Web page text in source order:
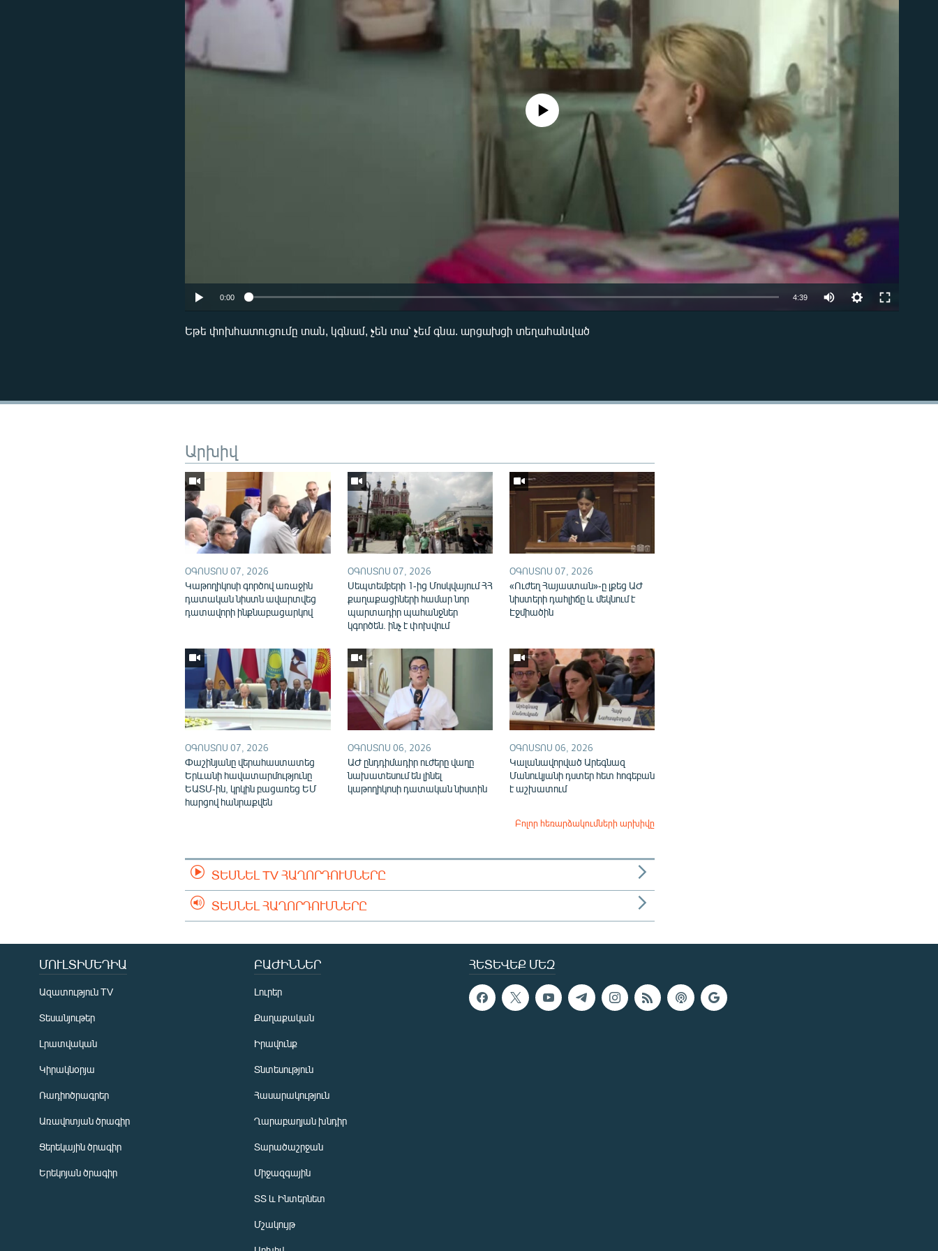
Auto 240p 360p
720p 1080p
No media source currently available
0:00 4:39
Եթե փոխհատուցումը տան, կգնամ, չեն տա՝ չեմ գնա. արցախցի տեղահանված
Արխիվ
ՕԳՈՍՏՈՍ 07, 2026
Կաթողիկոսի գործով առաջին
դատական նիստն ավարտվեց
դատավորի ինքնաբացարկով
ՕԳՈՍՏՈՍ 07, 2026
Սեպտեմբերի 1-ից Մոսկվայում ՀՀ
քաղաքացիների համար նոր
պարտադիր պահանջներ
կգործեն. ինչ է փոխվում
ՕԳՈՍՏՈՍ 07, 2026
«Ուժեղ Հայաստան»-ը լքեց ԱԺ
նիստերի դահլիճը և մեկնում է
Էջմիածին
ՕԳՈՍՏՈՍ 07, 2026
Փաշինյանը վերահաստատեց
Երևանի հավատարմությունը
ԵԱՏՄ-ին, կրկին բացառեց ԵՄ
հարցով հանրաքվեն
ՕԳՈՍՏՈՍ 06, 2026
ԱԺ ընդդիմադիր ուժերը վաղը
նախատեսում են լինել
կաթողիկոսի դատական նիստին
ՕԳՈՍՏՈՍ 06, 2026
Կալանավորված Արեգնազ
Մանուկյանի դստեր հետ հոգեբան
է աշխատում
Բոլոր հեռարձակումների արխիվը
ՏԵՍՆԵԼ TV ՀԱՂՈՐԴՈՒՄՆԵՐԸ
ՏԵՍՆԵԼ ՀԱՂՈՐԴՈՒՄՆԵՐԸ
ՀԵՏԵՎԵՔ ՄԵԶ
ՄՈՒԼՏԻՄԵԴԻԱ
Ազատություն TV
Տեսանյութեր
Լրատվական
Կիրակնօրյա
Ռադիոծրագրեր
Առավոտյան ծրագիր
Ցերեկային ծրագիր
Երեկոյան ծրագիր
ԲԱԺԻՆՆԵՐ
Լուրեր
Քաղաքական
Իրավունք
Տնտեսություն
Հասարակություն
Ղարաբաղյան խնդիր
Տարածաշրջան
Միջազգային
ՏՏ և Ինտերնետ
Մշակույթ